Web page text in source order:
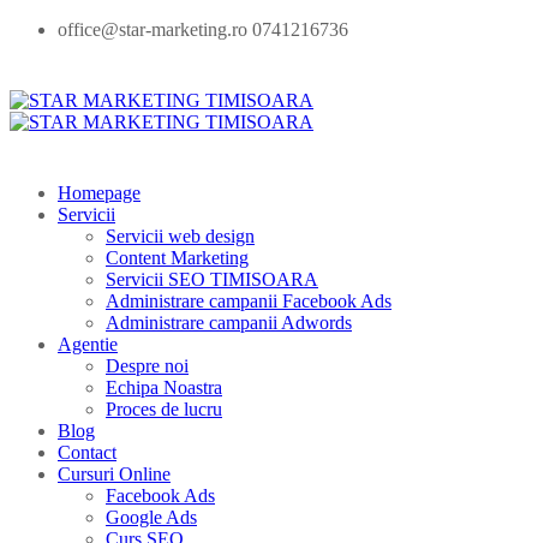
office@star-marketing.ro 0741216736
Homepage
Servicii
Servicii web design
Content Marketing
Servicii SEO TIMISOARA
Administrare campanii Facebook Ads
Administrare campanii Adwords
Agentie
Despre noi
Echipa Noastra
Proces de lucru
Blog
Contact
Cursuri Online
Facebook Ads
Google Ads
Curs SEO